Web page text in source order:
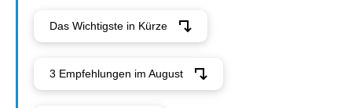
Das Wichtigste in Kürze
3 Empfehlungen im August